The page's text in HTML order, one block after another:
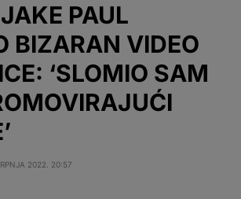
PAUL
BIZARAN VIDEO
‘SLOMIO SAM
2022. 20:57